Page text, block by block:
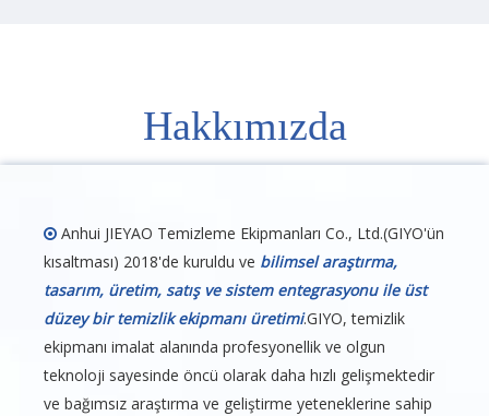
Hakkımızda
 Anhui JIEYAO Temizleme Ekipmanları Co., Ltd.(GIYO'ün
kısaltması) 2018'de kuruldu ve bilimsel araştırma,
tasarım, üretim, satış ve sistem entegrasyonu ile üst
düzey bir temizlik ekipmanı üretimi.GIYO, temizlik
ekipmanı imalat alanında profesyonellik ve olgun
teknoloji sayesinde öncü olarak daha hızlı gelişmektedir
ve bağımsız araştırma ve geliştirme yeteneklerine sahip